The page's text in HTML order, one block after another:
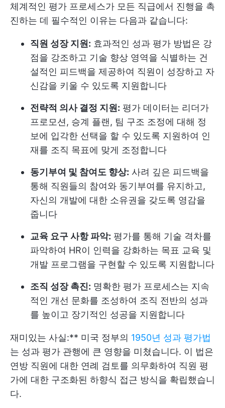
체계적인 평가 프로세스가 모든 직급에서 진행을 촉
진하는 데 필수적인 이유는 다음과 같습니다:
직원 성장 지원: 효과적인 성과 평가 방법은 강
점을 강조하고 기술 향상 영역을 식별하는 건
설적인 피드백을 제공하여 직원이 성장하고 자
신감을 키울 수 있도록 지원합니다
전략적 의사 결정 지원: 평가 데이터는 리더가
프로모션, 승계 플랜, 팀 구조 조정에 대해 정
보에 입각한 선택을 할 수 있도록 지원하여 인
재를 조직 목표에 맞게 조정합니다
동기부여 및 참여도 향상: 사려 깊은 피드백을
통해 직원들의 참여와 동기부여를 유지하고,
자신의 개발에 대한 소유권을 갖도록 영감을
줍니다
교육 요구 사항 파악: 평가를 통해 기술 격차를
파악하여 HR이 인력을 강화하는 목표 교육 및
개발 프로그램을 구현할 수 있도록 지원합니다
조직 성장 촉진: 명확한 평가 프로세스는 지속
적인 개선 문화를 조성하여 조직 전반의 성과
를 높이고 장기적인 성공을 지원합니다
재미있는 사실:** 미국 정부의 1950년 성과 평가법
는 성과 평가 관행에 큰 영향을 미쳤습니다. 이 법은
연방 직원에 대한 연례 검토를 의무화하여 직원 평
가에 대한 구조화된 하향식 접근 방식을 확립했습니
다.